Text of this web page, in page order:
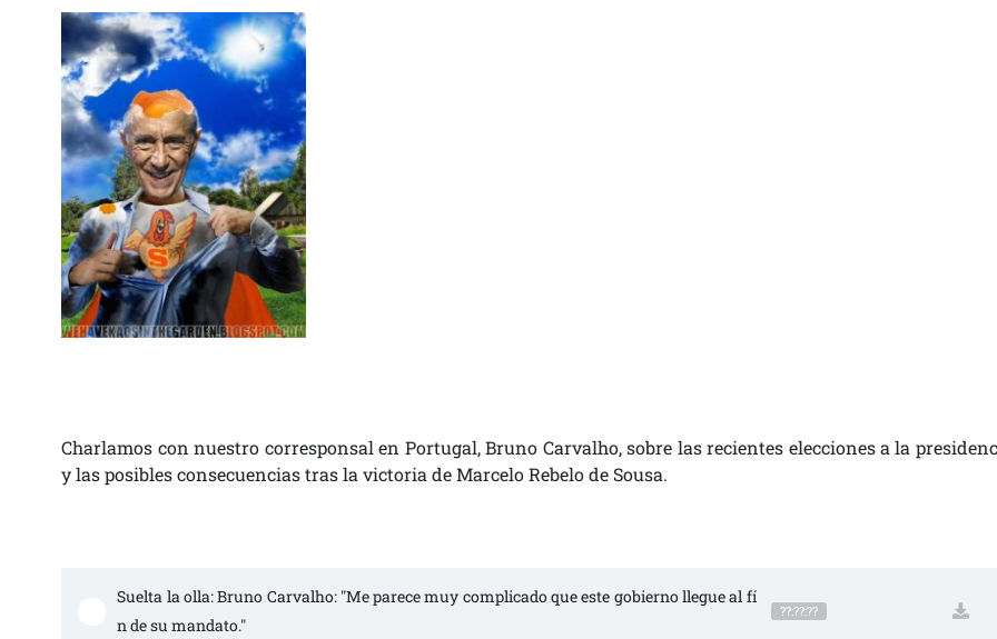
Charlamos con nuestro corresponsal en Portugal, Bruno Carvalho, sobre las recientes elecciones a la
y las posibles consecuencias tras la victoria de Marcelo Rebelo de Sousa.
Suelta la olla: Bruno Carvalho: "Me parece muy complicado que este gobierno llegue al fí
n de su mandato."
??:??:??